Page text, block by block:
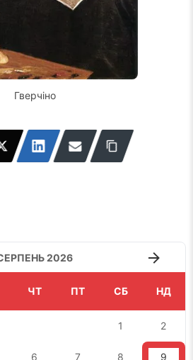
Гверчіно
2026
ЧТ ПТ СБ НД
1 2
6 7 8 9